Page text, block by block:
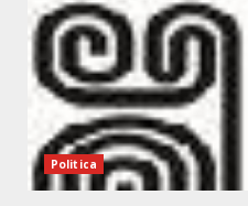
Politica